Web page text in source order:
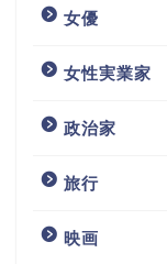
女優
女性実業家
政治家
旅行
映画